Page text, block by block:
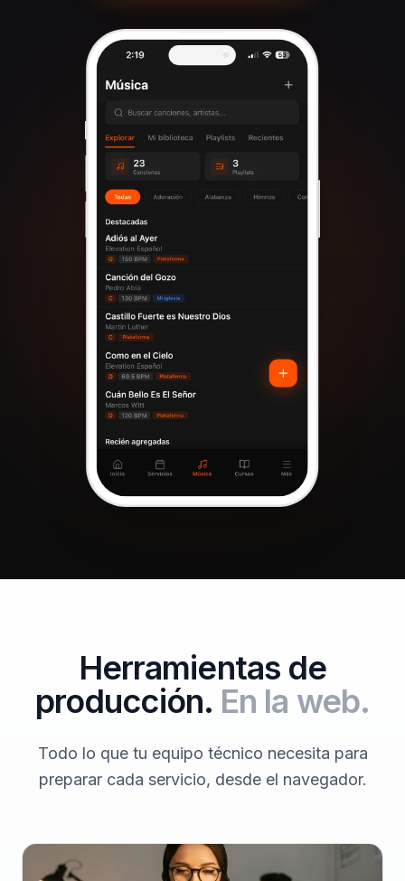
Herramientas de
producción. En la web.
Todo lo que tu equipo técnico necesita para
preparar cada servicio, desde el navegador.